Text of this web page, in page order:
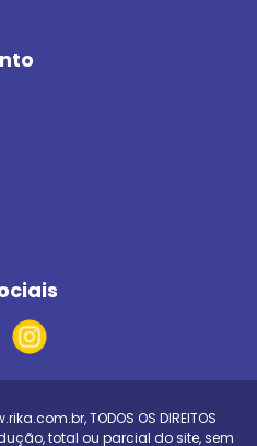
, TODOS OS DIREITOS
total ou parcial do site, sem